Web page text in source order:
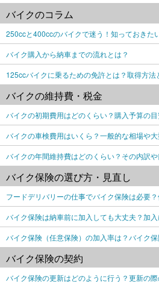
バイクのコラム
250ccと400ccのバイクで迷う！知っておきた
バイク購入から納車までの流れとは？
125ccバイクに乗るための免許とは？取得方法
バイクの維持費・税金
バイクの初期費用はどのくらい？購入予算の
バイクの車検費用はいくら？一般的な相場や
バイクの年間維持費はどのくらい？その内訳
バイク保険の選び方・見直し
フードデリバリーの仕事でバイク保険は必要
バイク保険は納車前に加入しても大丈夫？加
バイク保険（任意保険）の加入率は？バイク
バイク保険の契約
バイク保険の更新はどのように行う？更新の